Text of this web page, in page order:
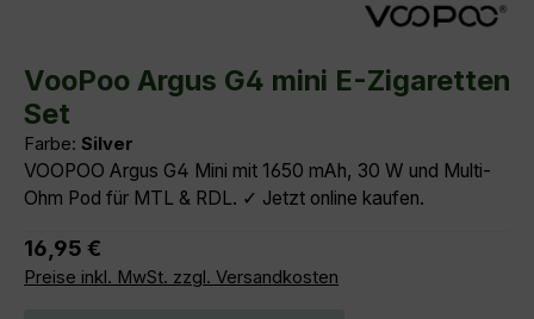
Durchschnittliche Bewertung von 5 von 5 Sternen
VooPoo Argus G4 mini E-Zigaretten
Set
Farbe: Silver
VOOPOO Argus G4 Mini mit 1650 mAh, 30 W und Multi-
Ohm Pod für MTL & RDL. ✓ Jetzt online kaufen.
Regulärer Preis:
16,95 €
Preise inkl. MwSt. zzgl. Versandkosten